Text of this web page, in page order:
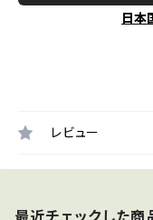
日本
レビュー
最近チェックした商